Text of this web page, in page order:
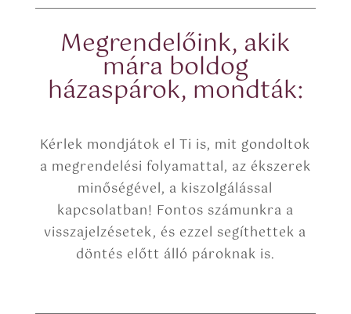
*
Megrendelőink, akik
mára boldog
házaspárok, mondták:
Kérlek mondjátok el Ti is, mit gondoltok
a megrendelési folyamattal, az ékszerek
minőségével, a kiszolgálással
kapcsolatban! Fontos számunkra a
visszajelzésetek, és ezzel segíthettek a
döntés előtt álló pároknak is.